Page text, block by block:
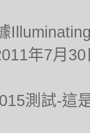
年7月30
測試-這